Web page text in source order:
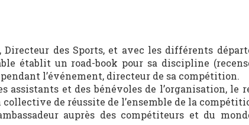
des Sports, et avec les différents
établit un road-book pour sa discipline
l’événement, directeur de sa compétition.
et des bénévoles de l’organisation, le
de réussite de l’ensemble de la
auprès des compétiteurs et du